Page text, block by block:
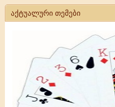
აქტუალური თემები